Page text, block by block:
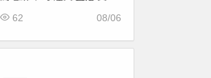
通，免費入場！
08/06
62